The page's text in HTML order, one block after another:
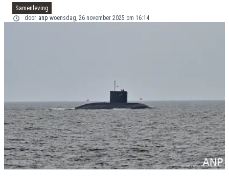
Samenleving
door anp woensdag, 26 november 2025 om 16:14